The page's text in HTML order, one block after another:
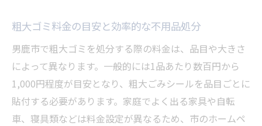
粗大ゴミ料金の目安と効率的な不用品処分
男鹿市で粗大ゴミを処分する際の料金は、品目や大きさ
によって異なります。一般的には1品あたり数百円から
1,000円程度が目安となり、粗大ごみシールを品目ごとに
貼付する必要があります。家庭でよく出る家具や自転
車、寝具類などは料金設定が異なるため、市のホームペ